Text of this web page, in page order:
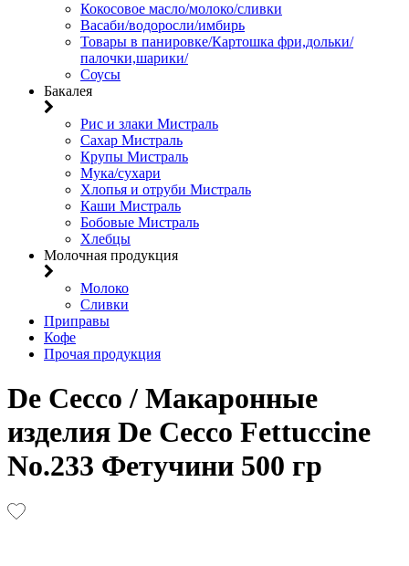
Кокосовое масло/молоко/сливки
Васаби/водоросли/имбирь
Товары в панировке/Картошка фри,дольки/
палочки,шарики/
Соусы
Бакалея
Рис и злаки Мистраль
Сахар Мистраль
Крупы Мистраль
Мука/сухари
Хлопья и отруби Мистраль
Каши Мистраль
Бобовые Мистраль
Хлебцы
Молочная продукция
Молоко
Сливки
Приправы
Кофе
Прочая продукция
De Cecco / Макаронные
изделия De Cecco Fettuccine
No.233 Фетучини 500 гр